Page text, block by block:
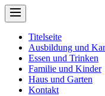
Skip
to
Titelseite
Ausbildung und
Essen und Trinken
Familie und Kinder
Haus und Garten
Kontakt